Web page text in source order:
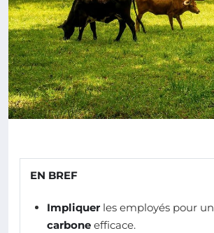
EN BREF
Impliquer les employés pour un
carbone efficace.